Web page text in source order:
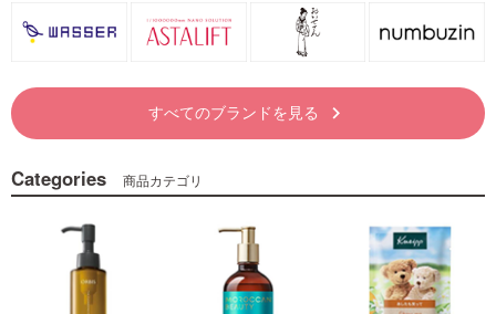
すべてのブランドを見る keyboard_arrow_right
Categories 商品カテゴリ